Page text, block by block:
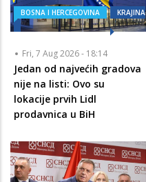
BOSNA I HERCEGOVINA KRAJINA
Fri, 7 Aug 2026 - 18:14
Jedan od najvećih gradova
nije na listi: Ovo su
lokacije prvih Lidl
prodavnica u BiH